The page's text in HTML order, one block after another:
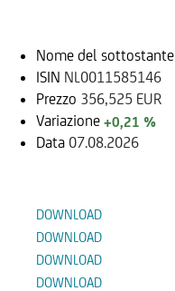
Nome del sottostante
ISIN NL0011585146
Prezzo 356,525 EUR
Variazione +0,21 %
Data 07.08.2026
DOWNLOAD
DOWNLOAD
DOWNLOAD
DOWNLOAD